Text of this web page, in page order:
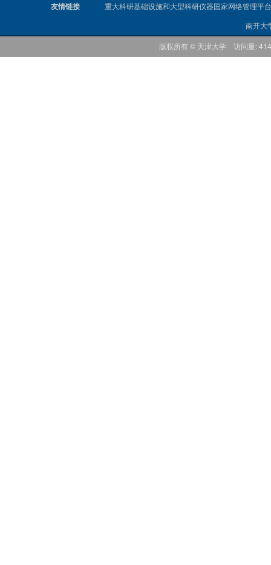
友情链接
重大科研基础设施和大型科研仪器国家网络管理平台
南开大
版权所有 © 天津大学 访问量: